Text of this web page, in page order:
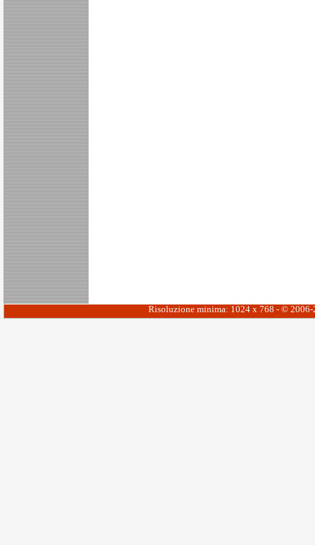
Risoluzione minima: 1024 x 768 - ©